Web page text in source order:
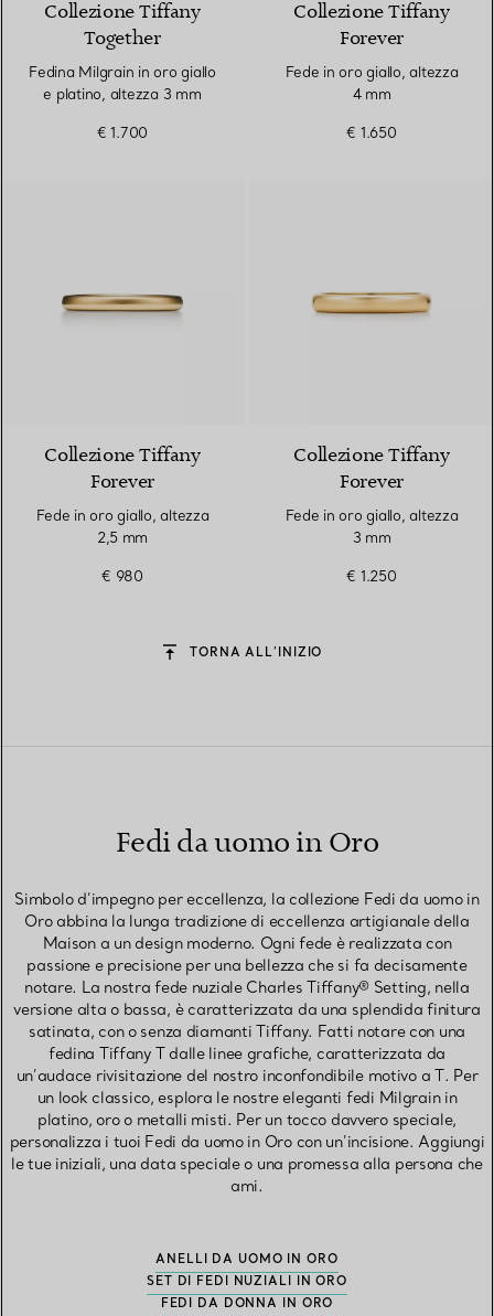
Collezione Tiffany
Together
Fedina Milgrain in oro giallo
e platino, altezza 3 mm
€ 1.700
Collezione Tiffany
Forever
Fede in oro giallo, altezza
4 mm
€ 1.650
Collezione Tiffany
Forever
Fede in oro giallo, altezza
2,5 mm
€ 980
Collezione Tiffany
Forever
Fede in oro giallo, altezza
3 mm
€ 1.250
TORNA ALL’INIZIO
Fedi da uomo in Oro
Simbolo d’impegno per eccellenza, la collezione Fedi da uomo in
Oro abbina la lunga tradizione di eccellenza artigianale della
Maison a un design moderno. Ogni fede è realizzata con
passione e precisione per una bellezza che si fa decisamente
notare. La nostra fede nuziale Charles Tiffany® Setting, nella
versione alta o bassa, è caratterizzata da una splendida finitura
satinata, con o senza diamanti Tiffany. Fatti notare con una
fedina Tiffany T dalle linee grafiche, caratterizzata da
un’audace rivisitazione del nostro inconfondibile motivo a T. Per
un look classico, esplora le nostre eleganti fedi Milgrain in
platino, oro o metalli misti. Per un tocco davvero speciale,
personalizza i tuoi Fedi da uomo in Oro con un’incisione. Aggiungi
le tue iniziali, una data speciale o una promessa alla persona che
ami.
ANELLI DA UOMO IN ORO
SET DI FEDI NUZIALI IN ORO
FEDI DA DONNA IN ORO